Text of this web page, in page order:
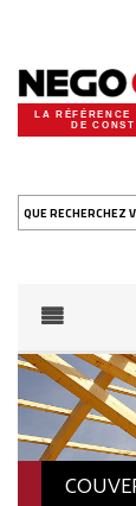
LA RÉFÉRENCE
DE
QUE RECHERCHEZ